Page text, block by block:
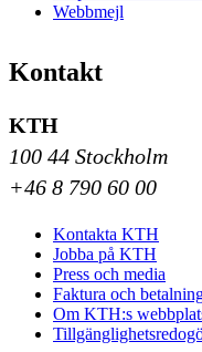
Webbmejl
Kontakt
KTH
100 44 Stockholm
+46 8 790 60 00
Kontakta KTH
Jobba på KTH
Press och media
Faktura och
Om KTH:s